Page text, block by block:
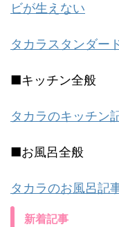
ビが生えない
タカラスタンダー
■キッチン全般
タカラのキッチン
■お風呂全般
タカラのお風呂記
新着記事